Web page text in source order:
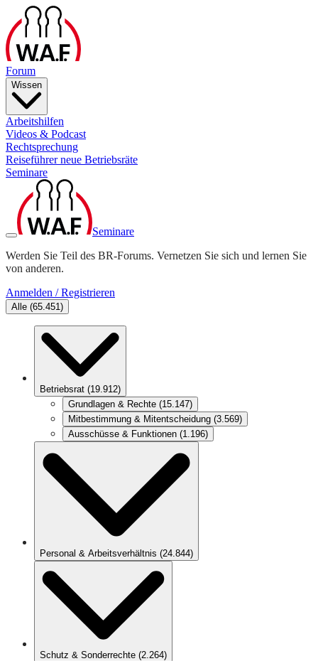
Forum
Wissen
Arbeitshilfen
Videos & Podcast
Rechtsprechung
Reiseführer neue Betriebsräte
Seminare
Seminare
Werden Sie Teil des BR-Forums. Vernetzen Sie sich und lernen Sie
von anderen.
Anmelden / Registrieren
Alle (65.451)
Betriebsrat (19.912)
Grundlagen & Rechte (15.147)
Mitbestimmung & Mitentscheidung (3.569)
Ausschüsse & Funktionen (1.196)
Personal & Arbeitsverhältnis (24.844)
Schutz & Sonderrechte (2.264)